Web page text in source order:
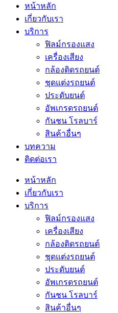
หน้าหลัก
เกี่ยวกับเรา
บริการ
ฟิลม์กรองแสง
เครื่องเสียง
กล้องติดรถยนต์
ชุดแต่งรถยนต์
ประดับยนต์
อัพเกรดรถยนต์
กันชน โรลบาร์
สินค้าอื่นๆ
บทความ
ติดต่อเรา
หน้าหลัก
เกี่ยวกับเรา
บริการ
ฟิลม์กรองแสง
เครื่องเสียง
กล้องติดรถยนต์
ชุดแต่งรถยนต์
ประดับยนต์
อัพเกรดรถยนต์
กันชน โรลบาร์
สินค้าอื่นๆ